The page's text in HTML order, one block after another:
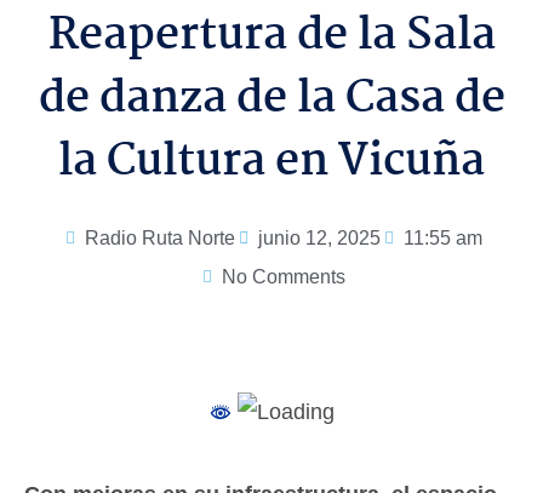
Reapertura de la Sala
de danza de la Casa de
la Cultura en Vicuña
Radio Ruta Norte junio 12, 2025
11:55 am
No Comments